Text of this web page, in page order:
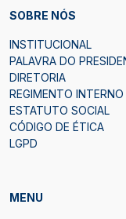
SOBRE NÓS
INSTITUCIONAL
PALAVRA DO
DIRETORIA
REGIMENTO INTERNO
ESTATUTO SOCIAL
CÓDIGO DE ÉTICA
LGPD
MENU